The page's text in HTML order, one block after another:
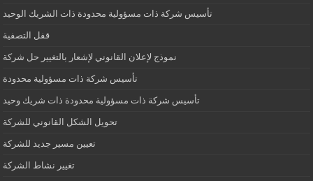
تأسيس شركة ذات مسؤولية محدودة ذات الشريك الوحيد
قفل التصفية
نموذج لإعلان القانوني لإشعار بالتغيير حل شركة
تأسيس شركة ذات مسؤولية محدودة
تأسيس شركة ذات مسؤولية محدودة ذات شريك وحيد
تحويل الشكل القانوني للشركة
تعيين مسير جديد للشركة
تغيير نشاط الشركة